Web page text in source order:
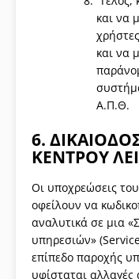
και να
και να
Α.Π.Θ.
6.
ΚΕΝΤΡΟΥ
Οι υποχρεώσεις
οφείλουν να
αναλυτικά σε μια
υπηρεσιών»
επίπεδο παροχής
υφίσταται